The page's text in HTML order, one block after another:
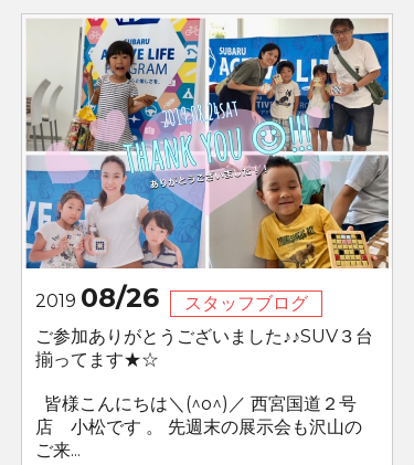
2019 08/26
スタッフブログ
ご参加ありがとうございました♪♪SUV３台
揃ってます★☆
皆様こんにちは＼(^o^)／ 西宮国道２号
店 小松です 。 先週末の展示会も沢山の
ご来...